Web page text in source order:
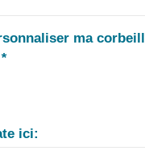
ma
*
ici: